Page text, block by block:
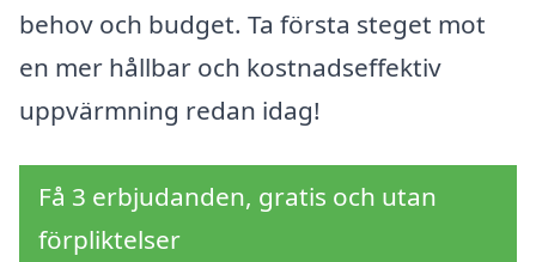
behov och budget. Ta första steget mot
en mer hållbar och kostnadseffektiv
uppvärmning redan idag!
Få 3 erbjudanden, gratis och utan
förpliktelser